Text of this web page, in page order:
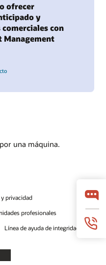
ofrecer
y
con
Management
una máquina.
privacidad
profesionales
Línea de ayuda de integridad